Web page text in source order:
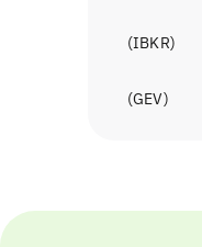
(
IBKR
)
(
GEV
)